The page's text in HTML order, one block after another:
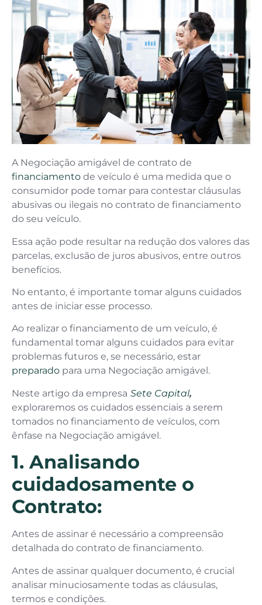
A Negociação amigável de contrato de
financiamento de veículo é uma medida que o
consumidor pode tomar para contestar cláusulas
abusivas ou ilegais no contrato de financiamento
do seu veículo.
Essa ação pode resultar na redução dos valores das
parcelas, exclusão de juros abusivos, entre outros
benefícios.
No entanto, é importante tomar alguns cuidados
antes de iniciar esse processo.
Ao realizar o financiamento de um veículo, é
fundamental tomar alguns cuidados para evitar
problemas futuros e, se necessário, estar
preparado para uma Negociação amigável.
Neste artigo da empresa Sete Capital,
exploraremos os cuidados essenciais a serem
tomados no financiamento de veículos, com
ênfase na Negociação amigável.
1. Analisando
cuidadosamente o
Contrato:
Antes de assinar é necessário a compreensão
detalhada do contrato de financiamento.
Antes de assinar qualquer documento, é crucial
analisar minuciosamente todas as cláusulas,
termos e condições.